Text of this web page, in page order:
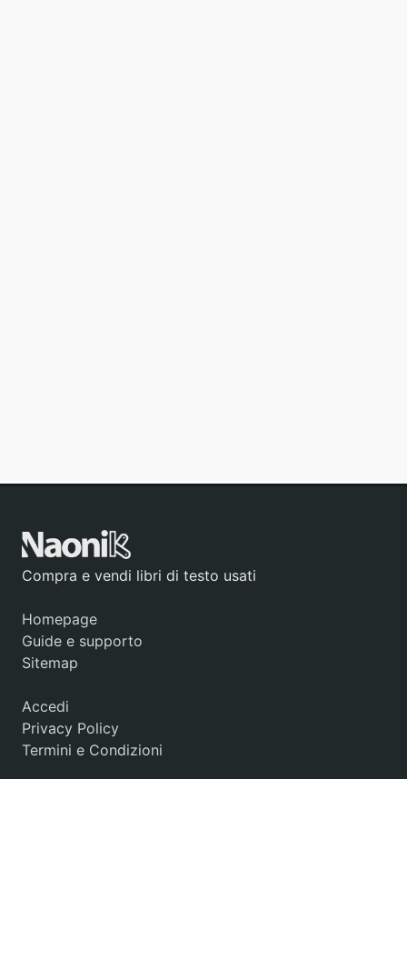
Compra e vendi libri di testo usati
Homepage
Guide e supporto
Sitemap
Accedi
Privacy Policy
Termini e Condizioni